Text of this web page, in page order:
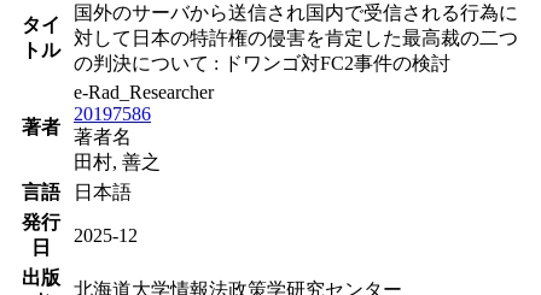
タイ
トル
国外のサーバから送信され国内で受信される行為に
対して日本の特許権の侵害を肯定した最高裁の二つ
の判決について : ドワンゴ対FC2事件の検討
著者
e-Rad_Researcher
20197586
著者名
田村, 善之
言語
日本語
発行
日
2025-12
出版
北海道大学情報法政策学研究センター